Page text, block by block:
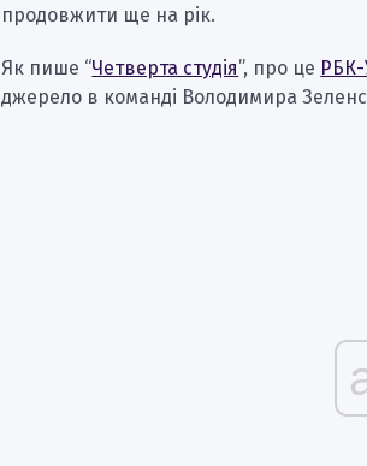
продовжити ще на рік.
Як пише “Четверта студія”, про це РБК-
джерело в команді Володимира